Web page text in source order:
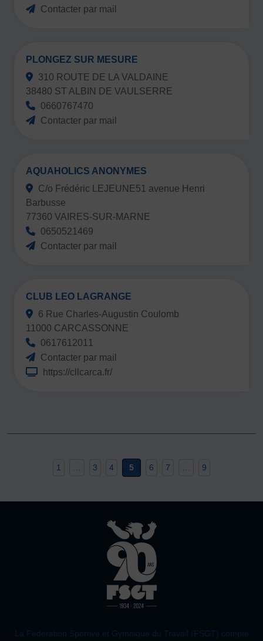
Contacter par mail
PLONGEZ SUR MESURE
310 ROUTE DE LA VALDAINE
38480 ST ALBIN DE VAULSERRE
0660767470
Contacter par mail
AQUAHOLICS ANONYMES
C/o Frédéric LEJEUNE51 avenue Henri
Barbusse
77360 VAIRES-SUR-MARNE
0650521469
Contacter par mail
CLUB LEO LAGRANGE
6 Rue Charles-Augustin Coulomb
11000 CARCASSONNE
0617612011
Contacter par mail
https://cllcarca.fr/
1 3 4 5 6 7 9
La Fédération Sportive et Gymnique du Travail (FSGT) compte